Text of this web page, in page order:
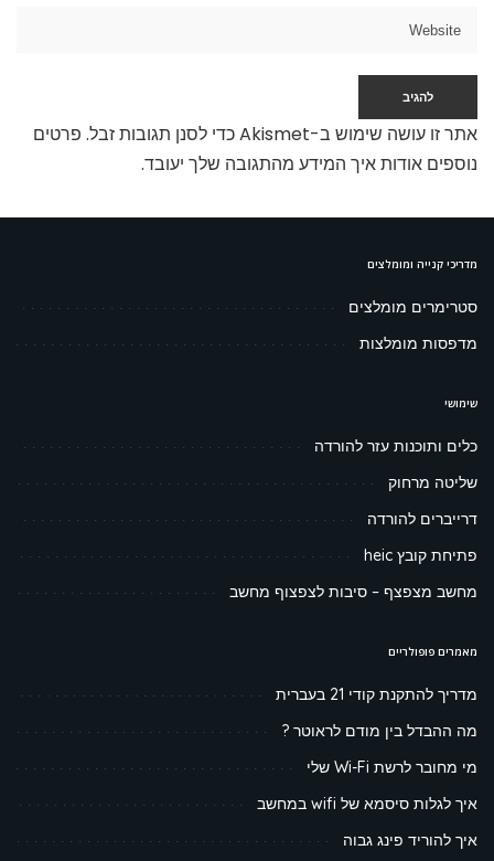
אתר זו עושה שימוש ב-Akismet כדי לסנן תגובות זבל.
פרטים
נוספים אודות איך המידע מהתגובה שלך יעובד.
מדריכי קנייה ומומלצים
סטרימרים מומלצים
מדפסות מומלצות
שימושי
כלים ותוכנות עזר להורדה
שליטה מרחוק
דרייברים להורדה
פתיחת קובץ heic
מחשב מצפצף – סיבות לצפצוף מחשב
מאמרים פופולריים
מדריך להתקנת קודי 21 בעברית
מה ההבדל בין מודם לראוטר ?
מי מחובר לרשת Wi-Fi שלי
איך לגלות סיסמא של wifi במחשב
איך להוריד פינג גבוה